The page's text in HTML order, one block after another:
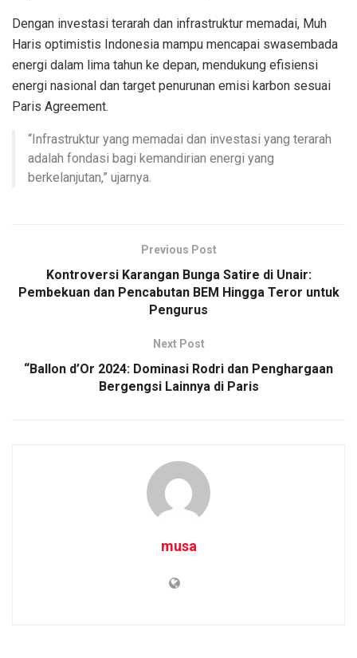
Dengan investasi terarah dan infrastruktur memadai, Muh
Haris optimistis Indonesia mampu mencapai swasembada
energi dalam lima tahun ke depan, mendukung efisiensi
energi nasional dan target penurunan emisi karbon sesuai
Paris Agreement.
“Infrastruktur yang memadai dan investasi yang terarah
adalah fondasi bagi kemandirian energi yang
berkelanjutan,” ujarnya.
Previous Post
Kontroversi Karangan Bunga Satire di Unair:
Pembekuan dan Pencabutan BEM Hingga Teror untuk
Pengurus
Next Post
“Ballon d’Or 2024: Dominasi Rodri dan Penghargaan
Bergengsi Lainnya di Paris
musa